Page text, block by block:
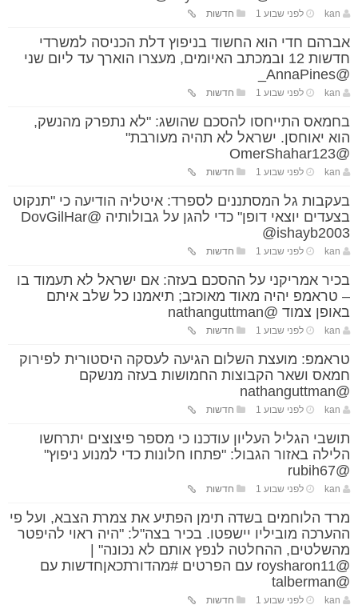
kan לפני שבוע 1 חדשות
אברהם חדי הוא החשוד בניפוץ דלת הכניסה למשרדי
חדשות 12 ובמכתב האיומים, מעצרו הוארך עד ליום שני
@AnnaPines_
kan לפני שבוע 1 חדשות
בחמאס התייחסו להסכם שהושג: "לא נתפרק מהנשק,
הוא יאוחסן. ישראל לא תהיה מעורבת"
@OmerShahar123
kan לפני שבוע 1 חדשות
בעקבות גל המסתננים לספרד: איטליה הודיעה כי "תנקוט
בצעדים יוצאי דופן" כדי להגן על גבולותיה @DovGilHar
@ishayb2003
kan לפני שבוע 1 חדשות
בכיר אמריקני על ההסכם בעזה: אם ישראל לא תעמוד בו
– טראמפ יהיה מאוד מאוכזב; תיאמנו כל שלב איתם
באופן צמוד @nathanguttman
kan לפני שבוע 1 חדשות
טראמפ: מועצת השלום הגיעה לעסקה היסטורית לפירוק
חמאס ושאר הקבוצות החמושות בעזה מנשקם
@nathanguttman
kan לפני שבוע 1 חדשות
תושבי הגליל העליון עודכנו כי מספר פיצוצים יתרחשו
הלילה באזור הגבול: "פתחו חלונות כדי למנוע ניפוץ"
@rubih67
kan לפני שבוע 1 חדשות
מרד הלוחמים בשדה תימן הפתיע את צמרת הצבא, ועל פי
ההערכה מוביליו יישפטו. בכיר בצה"ל: "היה ראוי להיפטר
מהשלטים, ההחלטה לנפץ אותם לא נכונה" |
@roysharon11 עם הפרטים #מהדורתכאןחדשות עם
@talberman
kan לפני שבוע 1 חדשות